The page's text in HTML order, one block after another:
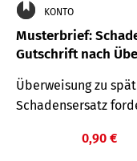
KONTO
Musterbrief:
Gutschrift nach
Überweisung zu
Schadensersatz
0,90 €